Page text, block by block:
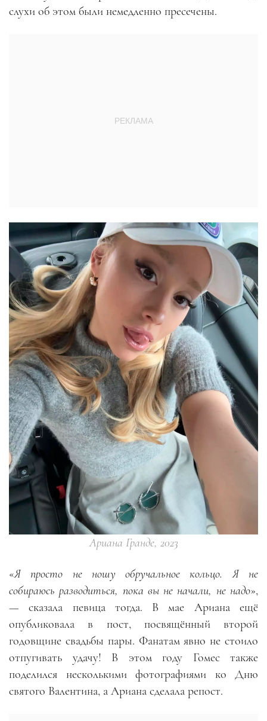
слухи об этом были немедленно пресечены.
Ариана Гранде, 2023
«Я просто не ношу обручальное кольцо. Я не
собираюсь разводиться, пока вы не начали, не надо»,
— сказала певица тогда. В мае Ариана ещё
опубликовала в пост, посвящённый второй
годовщине свадьбы пары. Фанатам явно не стоило
отпугивать удачу! В этом году Гомес также
поделился несколькими фотографиями ко Дню
святого Валентина, а Ариана сделала репост.